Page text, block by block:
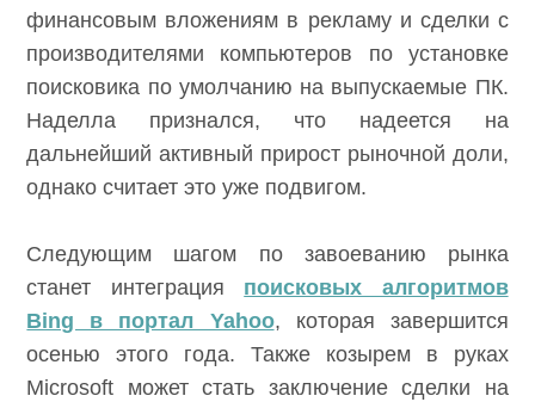
финансовым вложениям в рекламу и сделки с
производителями компьютеров по установке
поисковика по умолчанию на выпускаемые ПК.
Наделла признался, что надеется на
дальнейший активный прирост рыночной доли,
однако считает это уже подвигом.
Следующим шагом по завоеванию рынка
станет интеграция поисковых алгоритмов
Bing в портал Yahoo, которая завершится
осенью этого года. Также козырем в руках
Microsoft может стать заключение сделки на